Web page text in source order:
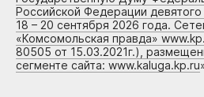
Российской Федерации
18 – 20 сентября 2026 года.
«Комсомольская правда»
80505 от 15.03.2021г.),
сегменте сайта: www.kaluga.kp.ru